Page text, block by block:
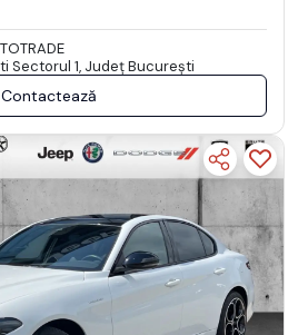
Sectorul 1, Județ București
Contactează